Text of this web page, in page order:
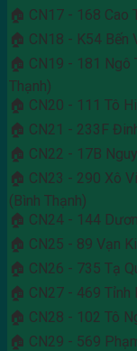
🏠 CN17 - 168 Cao
🏠 CN18 - K54 Bến
🏠 CN19 - 181 Ngô
Thạnh)
🏠 CN20 - 111 Tô
🏠 CN21 - 233F
🏠 CN22 - 17B
🏠 CN23 - 290 Xô
(Bình Thạnh)
🏠 CN24 - 144
🏠 CN25 - 89 Vạn
🏠 CN26 - 735 Tạ
🏠 CN27 - 469 Tỉnh
🏠 CN28 - 102 Tô
🏠 CN29 - 569